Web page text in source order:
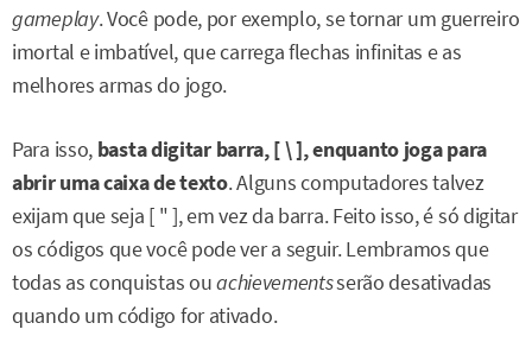
gameplay. Você pode, por exemplo, se tornar um guerreiro
imortal e imbatível, que carrega flechas infinitas e as
melhores armas do jogo.
Para isso, basta digitar barra, [ \ ], enquanto joga para
abrir uma caixa de texto. Alguns computadores talvez
exijam que seja [ " ], em vez da barra. Feito isso, é só digitar
os códigos que você pode ver a seguir. Lembramos que
todas as conquistas ouachievementsserão desativadas
quando um código for ativado.